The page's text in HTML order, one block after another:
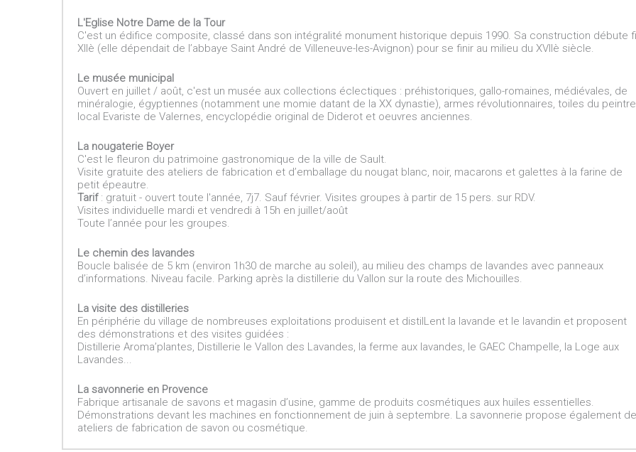
L'Eglise Notre Dame de la Tour
C'est un édifice composite, classé dans son intégralité monument historique depuis 1990. Sa construction débute
XIIè (elle dépendait de l’abbaye Saint André de Villeneuve-les-Avignon) pour se finir au milieu du XVIIè siècle.
Le musée municipal
Ouvert en juillet / août, c'est un musée aux collections éclectiques : préhistoriques, gallo-romaines, médiévales, de
minéralogie, égyptiennes (notamment une momie datant de la XX dynastie), armes révolutionnaires, toiles du peintre
local Evariste de Valernes, encyclopédie original de Diderot et oeuvres anciennes.
La nougaterie Boyer
C'est le fleuron du patrimoine gastronomique de la ville de Sault.
Visite gratuite des ateliers de fabrication et d’emballage du nougat blanc, noir, macarons et galettes à la farine de
petit épeautre.
Tarif: gratuit - ouvert toute l'année, 7j7. Sauf février. Visites groupes à partir de 15 pers. sur RDV.
Visites individuelle mardi et vendredi à 15h en juillet/août
Toute l’année pour les groupes.
Le chemin des lavandes
Boucle balisée de 5 km (environ 1h30 de marche au soleil), au milieu des champs de lavandes avec panneaux
d’informations. Niveau facile. Parking après la distillerie du Vallon sur la route des Michouilles.
La visite des distilleries
En périphérie du village de nombreuses exploitations produisent et distilLent la lavande et le lavandin et proposent
des démonstrations et des visites guidées :
Distillerie Aroma’plantes, Distillerie le Vallon des Lavandes, la ferme aux lavandes, le GAEC Champelle, la Loge aux
Lavandes...
La savonnerie en Provence
Fabrique artisanale de savons et magasin d’usine, gamme de produits cosmétiques aux huiles essentielles.
Démonstrations devant les machines en fonctionnement de juin à septembre. La savonnerie propose également
ateliers de fabrication de savon ou cosmétique.